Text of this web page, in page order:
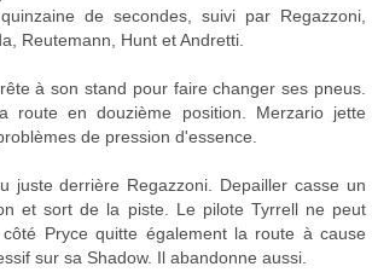
de secondes, suivi par Regazzoni,
Reutemann, Hunt et Andretti.
à son stand pour faire changer ses pneus.
route en douzième position. Merzario jette
de pression d'essence.
juste derrière Regazzoni. Depailler casse un
et sort de la piste. Le pilote Tyrrell ne peut
Pryce quitte également la route à cause
sur sa Shadow. Il abandonne aussi.